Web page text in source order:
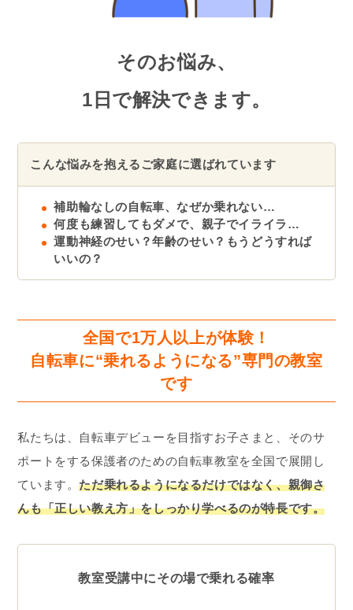
そのお悩み、
1日で解決できます。
こんな悩みを抱えるご家庭に選ばれています
補助輪なしの自転車、なぜか乗れない…
何度も練習してもダメで、親子でイライラ…
運動神経のせい？年齢のせい？もうどうすれば
いいの？
全国で1万人以上が体験！
自転車に“乗れるようになる”専門の教室
です
私たちは、自転車デビューを目指すお子さまと、そのサ
ポートをする保護者のための自転車教室を全国で展開し
ています。ただ乗れるようになるだけではなく、親御さ
んも「正しい教え方」をしっかり学べるのが特長です。
教室受講中にその場で乗れる確率